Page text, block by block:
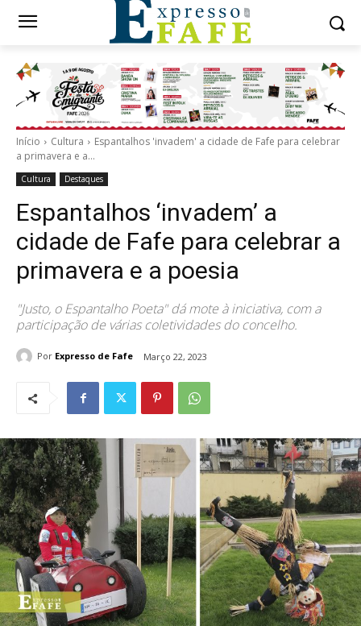
Início Cultura
Espantalhos 'invadem' a cidade de Fafe para celebrar
a primavera e a...
Cultura Destaques
Espantalhos ‘invadem’ a
cidade de Fafe para celebrar a
primavera e a poesia
"Justo, o Espantalho Poeta" dá mote à iniciativa, com a
participação de várias coletividades do concelho.
Por Expresso de Fafe Março 22, 2023